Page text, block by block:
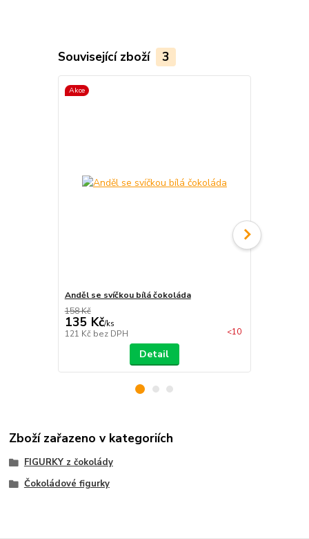
Související zboží 3
Akce
Anděl se svíčkou bílá čokoláda
158 Kč
135 Kč/ks
121 Kč bez DPH <10
Detail
Zboží zařazeno v kategoriích
FIGURKY z čokolády
Čokoládové figurky